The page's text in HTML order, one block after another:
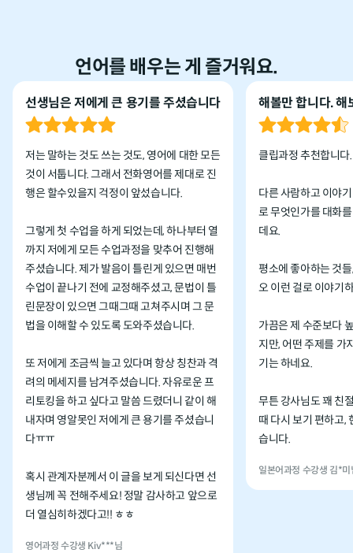
언어를 배우는 게 즐거워요.
선생님은 저에게 큰 용기를 주셨습니다
저는 말하는 것도 쓰는 것도, 영어에 대한 모든
것이 서툽니다. 그래서 전화영어를 제대로 진
행은 할수있을지 걱정이 앞섰습니다.
그렇게 첫 수업을 하게 되었는데, 하나부터 열
까지 저에게 모든 수업과정을 맞추어 진행해
주셨습니다. 제가 발음이 틀린게 있으면 매번
수업이 끝나기 전에 교정해주셨고, 문법이 틀
린문장이 있으면 그때그때 고쳐주시며 그 문
법을 이해할 수 있도록 도와주셨습니다.
또 저에게 조금씩 늘고 있다며 항상 칭찬과 격
려의 메세지를 남겨주셨습니다. 자유로운 프
리토킹을 하고 싶다고 말씀 드렸더니 같이 해
내자며 영알못인 저에게 큰 용기를 주셨습니
다ㅠㅠ
혹시 관계자분께서 이 글을 보게 되신다면 선
생님께 꼭 전해주세요! 정말 감사하고 앞으로
더 열심히하겠다고!! ㅎㅎ
영어과정 수강생 Kiv***님
해볼만 합니다. 해
클립과정 추천합니다.
다른 사람하고 이야
로 무엇인가를 대화
데요.
평소에 좋아하는 것
오 이런 걸로 이야기
가끔은 제 수준보다
지만, 어떤 주제를 가
기는 하네요.
무튼 강사님도 꽤 친
때 다시 보기 편하고,
습니다.
일본어과정 수강생 김*미